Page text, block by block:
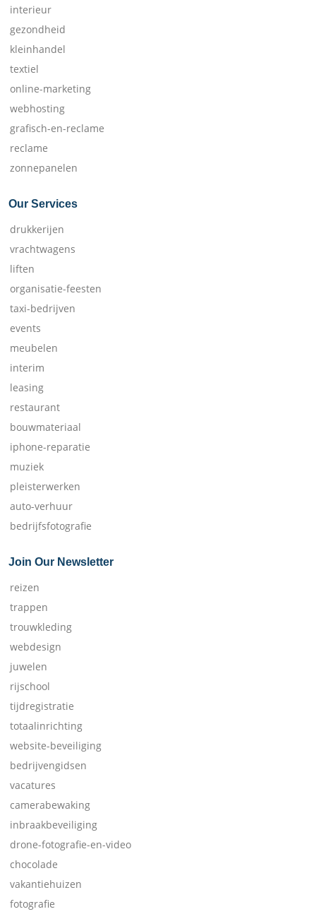
interieur
gezondheid
kleinhandel
textiel
online-marketing
webhosting
grafisch-en-reclame
reclame
zonnepanelen
Our Services
drukkerijen
vrachtwagens
liften
organisatie-feesten
taxi-bedrijven
events
meubelen
interim
leasing
restaurant
bouwmateriaal
iphone-reparatie
muziek
pleisterwerken
auto-verhuur
bedrijfsfotografie
Join Our Newsletter
reizen
trappen
trouwkleding
webdesign
juwelen
rijschool
tijdregistratie
totaalinrichting
website-beveiliging
bedrijvengidsen
vacatures
camerabewaking
inbraakbeveiliging
drone-fotografie-en-video
chocolade
vakantiehuizen
fotografie